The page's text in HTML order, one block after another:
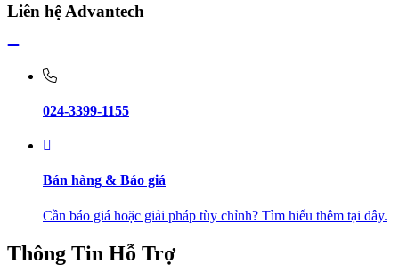
Liên hệ Advantech
024-3399-1155
Bán hàng & Báo giá
Cần báo giá hoặc giải pháp tùy chỉnh? Tìm hiểu thêm tại đây.
Thông Tin Hỗ Trợ